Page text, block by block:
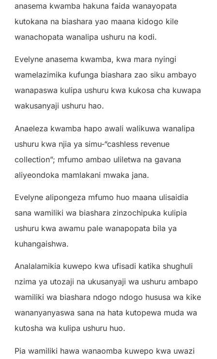
anasema kwamba hakuna faida wanayopata
kutokana na biashara yao maana kidogo kile
wanachopata wanalipa ushuru na kodi.
Evelyne anasema kwamba, kwa mara nyingi
wamelazimika kufunga biashara zao siku ambayo
wanapaswa kulipa ushuru kwa kukosa cha kuwapa
wakusanyaji ushuru hao.
Anaeleza kwamba hapo awali walikuwa wanalipa
ushuru kwa njia ya simu-“cashless revenue
collection”; mfumo ambao uliletwa na gavana
aliyeondoka mamlakani mwaka jana.
Evelyne alipongeza mfumo huo maana ulisaidia
sana wamiliki wa biashara zinzochipuka kulipia
ushuru kwa awamu pale wanapopata bila ya
kuhangaishwa.
Analalamikia kuwepo kwa ufisadi katika shughuli
nzima ya utozaji na ukusanyaji wa ushuru ambapo
wamiliki wa biashara ndogo ndogo hususa wa kike
wananyanyaswa sana na hata kutopewa muda wa
kutosha wa kulipa ushuru huo.
Pia wamiliki hawa wanaomba kuwepo kwa uwazi